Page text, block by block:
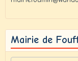
Mairie de